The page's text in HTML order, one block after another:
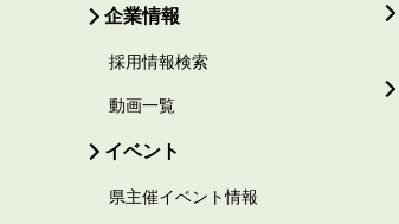
企業情報
採用情報検索
動画一覧
イベント
県主催イベント情報